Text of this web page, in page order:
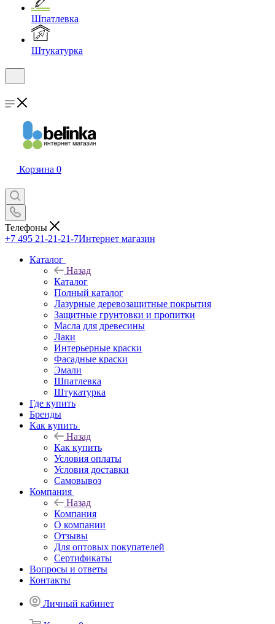
Шпатлевка
Штукатурка
Корзина 0
Телефоны
+7 495 21-21-21-7Интернет магазин
Каталог
Назад
Каталог
Полный каталог
Лазурные деревозащитные покрытия
Защитные грунтовки и пропитки
Масла для древесины
Лаки
Интерьерные краски
Фасадные краски
Эмали
Шпатлевка
Штукатурка
Где купить
Бренды
Как купить
Назад
Как купить
Условия оплаты
Условия доставки
Самовывоз
Компания
Назад
Компания
О компании
Отзывы
Для оптовых покупателей
Сертификаты
Вопросы и ответы
Контакты
Личный кабинет